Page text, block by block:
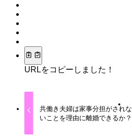
URLをコピーしました！
共働き夫婦は家事分担がされな
いことを理由に離婚できるか？